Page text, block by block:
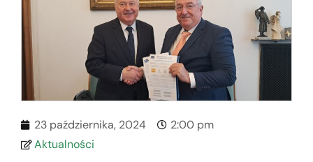
23 października, 2024
2:00 pm
Aktualności